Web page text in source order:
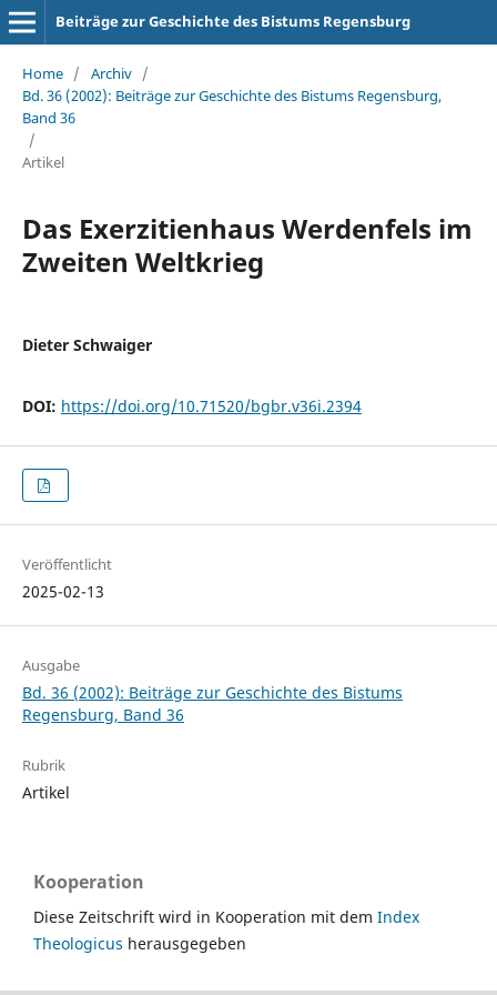
Beiträge zur Geschichte des Bistums Regensburg
Home / Archiv /
Bd. 36 (2002): Beiträge zur Geschichte des Bistums Regensburg,
Band 36
/
Artikel
Das Exerzitienhaus Werdenfels im
Zweiten Weltkrieg
Dieter Schwaiger
DOI: https://doi.org/10.71520/bgbr.v36i.2394
Veröffentlicht
2025-02-13
Ausgabe
Bd. 36 (2002): Beiträge zur Geschichte des Bistums
Regensburg, Band 36
Rubrik
Artikel
Kooperation
Diese Zeitschrift wird in Kooperation mit dem Index
Theologicus herausgegeben